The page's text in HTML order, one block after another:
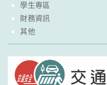
學生專區
財務資訊
其他